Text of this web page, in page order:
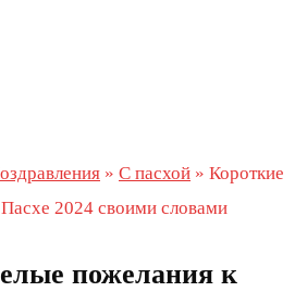
» С пасхой » Короткие
2024 своими словами
пожелания к